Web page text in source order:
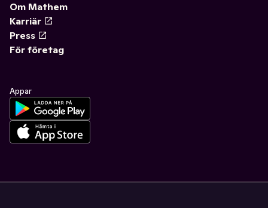
Om Mathem
Karriär
Press
För företag
Appar